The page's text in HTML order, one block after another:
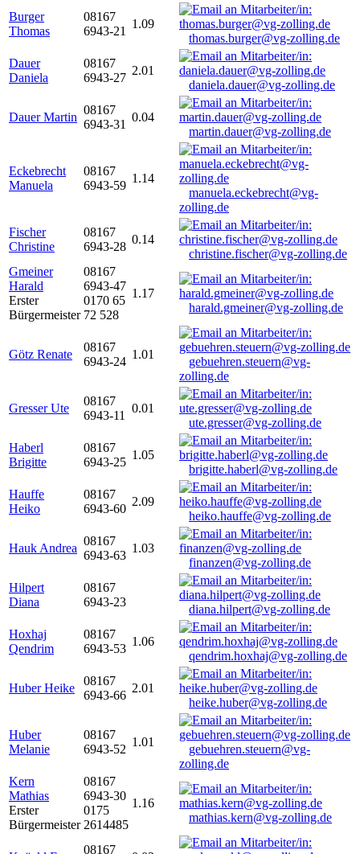
Burger
Thomas
08167
6943-21
1.09
thomas.burger@vg-zolling.de
Dauer
Daniela
08167
6943-27
2.01
daniela.dauer@vg-zolling.de
Dauer Martin
08167
6943-31
0.04
martin.dauer@vg-zolling.de
Eckebrecht
Manuela
08167
6943-59
1.14
manuela.eckebrecht@vg-
zolling.de
Fischer
Christine
08167
6943-28
0.14
christine.fischer@vg-zolling.de
Gmeiner
Harald
Erster
Bürgermeister
08167
6943-47
0170 65
72 528
1.17
harald.gmeiner@vg-zolling.de
Götz Renate
08167
6943-24
1.01
gebuehren.steuern@vg-
zolling.de
Gresser Ute
08167
6943-11
0.01
ute.gresser@vg-zolling.de
Haberl
Brigitte
08167
6943-25
1.05
brigitte.haberl@vg-zolling.de
Hauffe
Heiko
08167
6943-60
2.09
heiko.hauffe@vg-zolling.de
Hauk Andrea
08167
6943-63
1.03
finanzen@vg-zolling.de
Hilpert
Diana
08167
6943-23
diana.hilpert@vg-zolling.de
Hoxhaj
Qendrim
08167
6943-53
1.06
qendrim.hoxhaj@vg-zolling.de
Huber Heike
08167
6943-66
2.01
heike.huber@vg-zolling.de
Huber
Melanie
08167
6943-52
1.01
gebuehren.steuern@vg-
zolling.de
Kern
Mathias
Erster
Bürgermeister
08167
6943-30
0175
2614485
1.16
mathias.kern@vg-zolling.de
08167